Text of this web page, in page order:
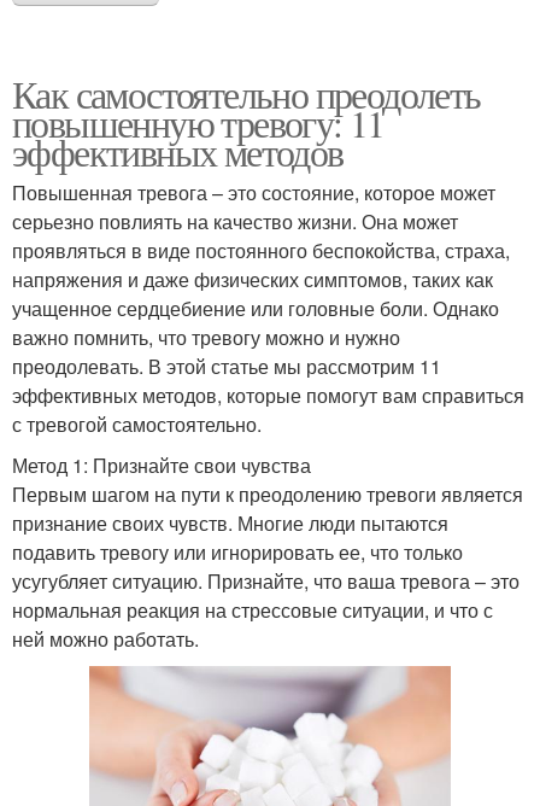
Как самостоятельно преодолеть
повышенную тревогу: 11
эффективных методов
Повышенная тревога – это состояние, которое может
серьезно повлиять на качество жизни. Она может
проявляться в виде постоянного беспокойства, страха,
напряжения и даже физических симптомов, таких как
учащенное сердцебиение или головные боли. Однако
важно помнить, что тревогу можно и нужно
преодолевать. В этой статье мы рассмотрим 11
эффективных методов, которые помогут вам справиться
с тревогой самостоятельно.
Метод 1: Признайте свои чувства
Первым шагом на пути к преодолению тревоги является
признание своих чувств. Многие люди пытаются
подавить тревогу или игнорировать ее, что только
усугубляет ситуацию. Признайте, что ваша тревога – это
нормальная реакция на стрессовые ситуации, и что с
ней можно работать.